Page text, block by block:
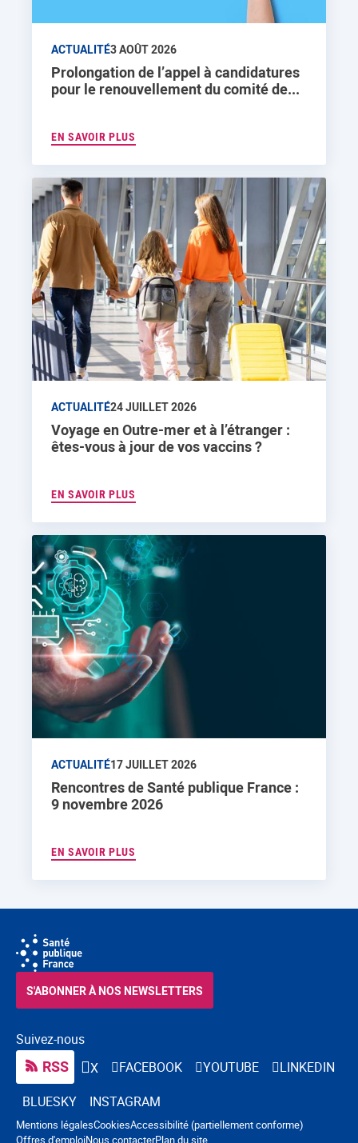
ACTUALITÉ3 AOÛT 2026
Prolongation de l’appel à candidatures
pour le renouvellement du comité de...
EN SAVOIR PLUS
ACTUALITÉ24 JUILLET 2026
Voyage en Outre-mer et à l’étranger :
êtes-vous à jour de vos vaccins ?
EN SAVOIR PLUS
ACTUALITÉ17 JUILLET 2026
Rencontres de Santé publique France :
9 novembre 2026
EN SAVOIR PLUS
Suivez-nous
RSS X FACEBOOK YOUTUBE
LINKEDIN
BLUESKY
INSTAGRAM
S'ABONNER À NOS NEWSLETTERS
Navigation pied de page
Mentions légalesCookiesAccessibilité (partiellement conforme)
Offres d'emploiNous contacterPlan du site